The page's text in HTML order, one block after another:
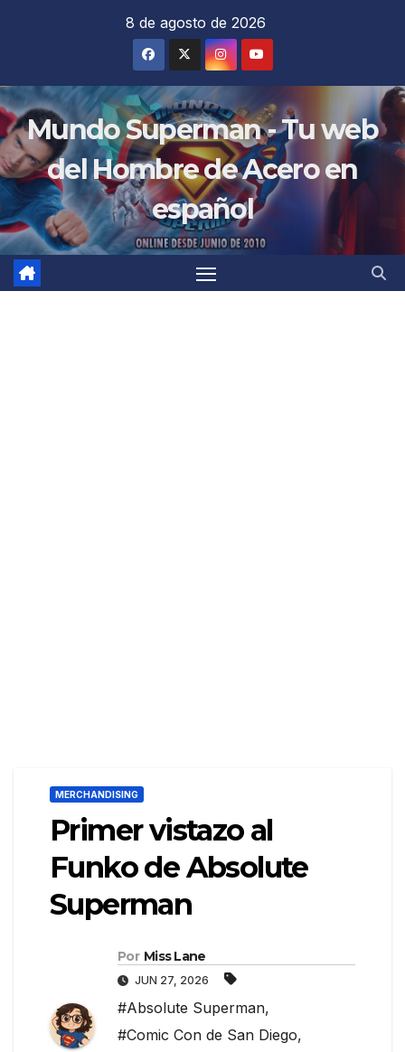
8 de agosto de 2026
Mundo Superman - Tu web
del Hombre de Acero en
español
MERCHANDISING
Primer vistazo al
Funko de Absolute
Superman
Por Miss Lane
JUN 27, 2026
#Absolute Superman,
#Comic Con de San Diego,